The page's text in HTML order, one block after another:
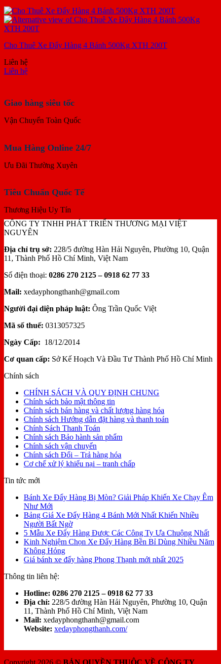
Cho Thuê Xe Đẩy Hàng 4 Bánh 500Kg XTH 200T
Liên hệ
Liên hệ
Giao hàng siêu tốc
Vận Chuyển Toàn Quốc
Mua Hàng Online 24/7
Ưu Đãi Thường Xuyên
Tiêu Chuẩn Quốc Tế
Thương Hiệu Uy Tín
CÔNG TY TNHH PHÁT TRIỂN THƯƠNG MẠI VIỆT
NGUYÊN
Địa chỉ trụ sở: 228/5 đường Hàn Hải Nguyên, Phường 10, Quận
11, Thành Phố Hồ Chí Minh, Việt Nam
Số điện thoại: 0286 270 2125 – 0918 62 77 33
Mail: xedayphongthanh@gmail.com
Người đại diện pháp luật: Ông Trần Quốc Việt
Mã số thuế: 0313057325
Ngày Cấp: 18/12/2014
Cơ quan cấp: Sở Kế Hoạch Và Đầu Tư Thành Phố Hồ Chí Minh
Chính sách
CHÍNH SÁCH VÀ QUY ĐỊNH CHUNG
Chính sách bảo mật thông tin
Chính sách bán hàng và chất lượng hàng hóa
Chính sách Hướng dẫn đặt hàng và thanh toán
Chính Sách Thanh Toán
Chính sách Bảo hành sản phẩm
Chính sách vận chuyển
Chính sách Đổi – Trả hàng hóa
Cơ chế xử lý khiếu nại – tranh chấp
Tin tức mới
Bánh Xe Đẩy Hàng Bị Mòn? Giải Pháp Khiến Xe Chạy Êm
Như Mới
Bảng Giá Xe Đẩy Hàng 4 Bánh Mới Nhất Khiến Nhiều
Người Bất Ngờ
5 Mẫu Xe Đẩy Hàng Được Các Công Ty Ưa Chuộng Nhất
Kinh Nghiệm Chọn Xe Đẩy Hàng Bền Bỉ Dùng Nhiều Năm
Không Hỏng
Giá bánh xe đẩy hàng Phong Thạnh mới nhất 2025
Thông tin liên hệ:
Hotline: 0286 270 2125 – 0918 62 77 33
Địa chỉ: 228/5 đường Hàn Hải Nguyên, Phường 10, Quận
11, Thành Phố Hồ Chí Minh, Việt Nam
Mail: xedayphongthanh@gmail.com
Website: xedayphongthanh.com/